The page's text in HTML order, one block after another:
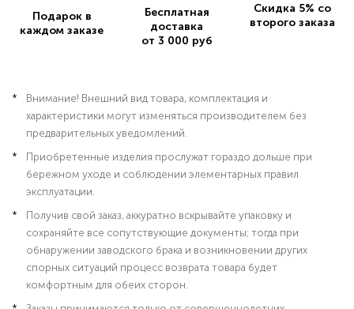
Подарок в
каждом заказе
Бесплатная
доставка
от 3 000 руб
Скидка 5% со
второго заказа
Внимание! Внешний вид товара, комплектация и
характеристики могут изменяться производителем без
предварительных уведомлений.
Приобретенные изделия прослужат гораздо дольше при
бережном уходе и соблюдении элементарных правил
эксплуатации.
Получив свой заказ, аккуратно вскрывайте упаковку и
сохраняйте все сопутствующие документы; тогда при
обнаружении заводского брака и возникновении других
спорных ситуаций процесс возврата товара будет
комфортным для обеих сторон.